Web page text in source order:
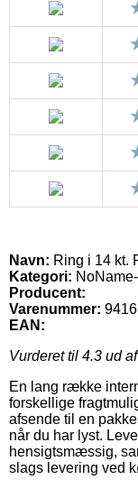
Navn: Ring i 14 kt.
Kategori:
Producent:
Varenummer:
EAN:
Vurderet til 4.3 ud
En lang række
forskellige
afsende til en
når du har lyst.
hensigtsmæssig,
slags levering ved